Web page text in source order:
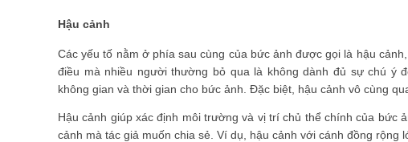
Hậu cảnh
Các yếu tố nằm ở phía sau cùng của bức ảnh được gọi là hậu
điều mà nhiều người thường bỏ qua là không dành đủ sự chú ý
không gian và thời gian cho bức ảnh. Đặc biệt, hậu cảnh vô cùng
Hậu cảnh giúp xác định môi trường và vị trí chủ thể chính của bức
cảnh mà tác giả muốn chia sẻ. Ví dụ, hậu cảnh với cánh đồng rộng